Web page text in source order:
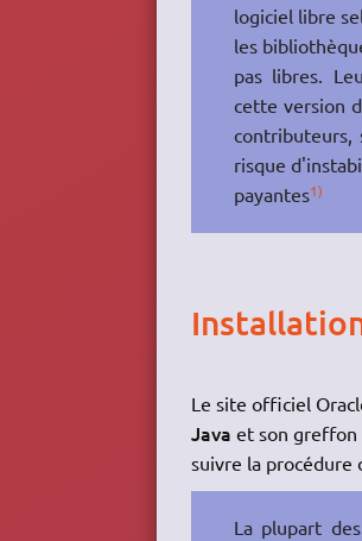
logiciel libre
les
pas libres.
cette version
contributeurs,
risque
payantes1)
Le site officiel
Java et son greffon
suivre la procédure
La plupart